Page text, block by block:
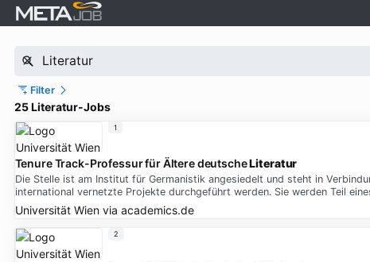
Filter
25 Literatur-Jobs
Tenure Track-Professur für Ältere deutscheLiteratur
Die Stelle ist am Institut für Germanistik angesiedelt und steht in
international vernetzte Projekte durchgeführt werden. Sie werden Teil
Universität Wienvia academics.de
1
2